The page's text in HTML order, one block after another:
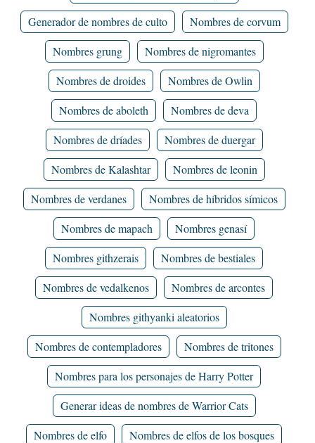
Generador de nombres de culto
Nombres de corvum
Nombres grung
Nombres de nigromantes
Nombres de droides
Nombres de Owlin
Nombres de aboleth
Nombres de deva
Nombres de dríades
Nombres de duergar
Nombres de Kalashtar
Nombres de leonin
Nombres de verdanes
Nombres de híbridos símicos
Nombres de mapach
Nombres genasí
Nombres githzerais
Nombres de bestiales
Nombres de vedalkenos
Nombres de arcontes
Nombres githyanki aleatorios
Nombres de contempladores
Nombres de tritones
Nombres para los personajes de Harry Potter
Generar ideas de nombres de Warrior Cats
Nombres de elfo
Nombres de elfos de los bosques